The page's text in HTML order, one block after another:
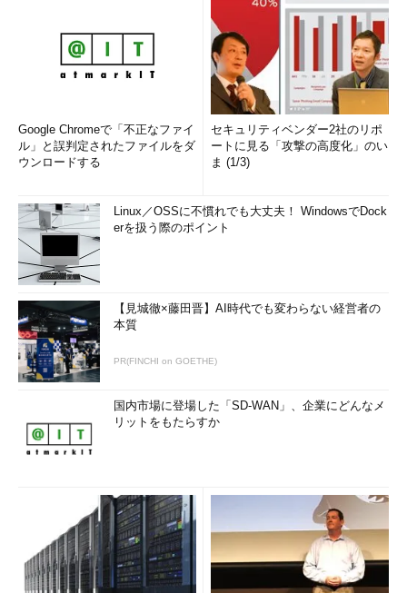
Google Chromeで「不正なファイ
ル」と誤判定されたファイルをダ
ウンロードする
セキュリティベンダー2社のリポ
ートに見る「攻撃の高度化」のい
ま (1/3)
Linux／OSSに不慣れでも大丈夫！ WindowsでDock
erを扱う際のポイント
【見城徹×藤田晋】AI時代でも変わらない経営者の
本質
PR(FINCHI on GOETHE)
国内市場に登場した「SD-WAN」、企業にどんなメ
リットをもたらすか